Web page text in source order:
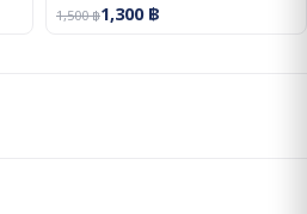
1,500฿1,300฿